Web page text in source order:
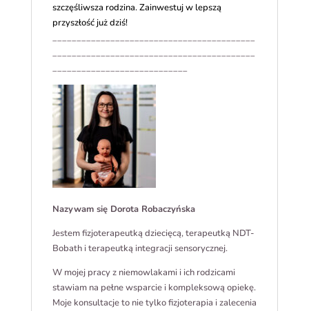
szczęśliwsza rodzina. Zainwestuj w lepszą
przyszłość już dziś!
__________________________________________
__________________________________________
____________________________
Nazywam się Dorota Robaczyńska
Jestem fizjoterapeutką dziecięcą, terapeutką NDT-
Bobath i terapeutką integracji sensorycznej.
W mojej pracy z niemowlakami i ich rodzicami
stawiam na pełne wsparcie i kompleksową opiekę.
Moje konsultacje to nie tylko fizjoterapia i zalecenia